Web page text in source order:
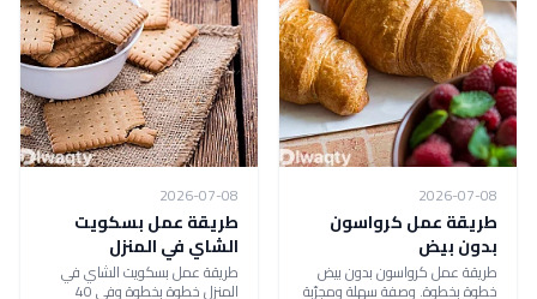
2026-07-08
طريقة عمل كرواسون
بدون بيض
طريقة عمل كرواسون بدون بيض
خطوة بخطوة. وصفة سهلة ومجرّبة
2026-07-08
طريقة عمل بسكويت
الشاي في المنزل
طريقة عمل بسكويت الشاي في
المنزل خطوة بخطوة وفي 40